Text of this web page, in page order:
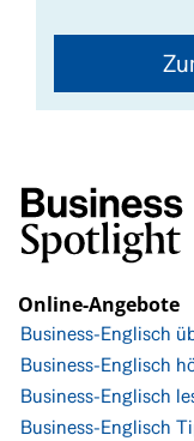
Online-Angebote
Business-Englisch
Business-Englisch
Business-Englisch
Business-Englisch